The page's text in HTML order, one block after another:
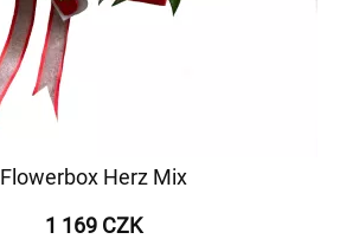
Flowerbox Herz Mix
1 169 CZK